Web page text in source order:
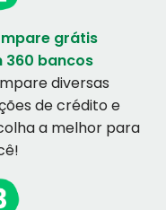
grátis
360 bancos
diversas
de crédito e
a melhor para